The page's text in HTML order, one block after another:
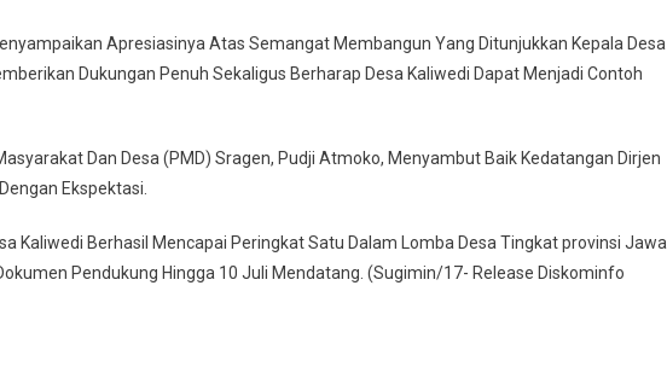
Apresiasinya Atas Semangat Membangun Yang Ditunjukkan Kepala Desa
Dukungan Penuh Sekaligus Berharap Desa Kaliwedi Dapat Menjadi Contoh
Dan Desa (PMD) Sragen, Pudji Atmoko, Menyambut Baik Kedatangan Dirjen
Ekspektasi.
Kaliwedi Berhasil Mencapai Peringkat Satu Dalam Lomba Desa Tingkat provinsi Jawa
Pendukung Hingga 10 Juli Mendatang. (Sugimin/17- Release Diskominfo